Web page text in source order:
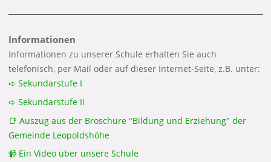
Informationen
Informationen zu unserer Schule erhalten Sie auch
telefonisch, per Mail oder auf dieser Internet-Seite, z.B. unter:
➪ Sekundarstufe I
➪ Sekundarstufe II
📑 Auszug aus der Broschüre "Bildung und Erziehung" der
Gemeinde Leopoldshöhe
📹 Ein Video über unsere Schule